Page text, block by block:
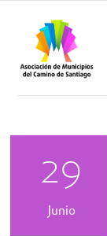
contenido
29
Junio